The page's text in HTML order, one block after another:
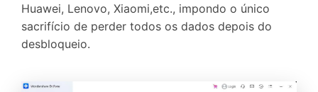
Huawei, Lenovo, Xiaomi,etc., impondo o único
sacrifício de perder todos os dados depois do
desbloqueio.